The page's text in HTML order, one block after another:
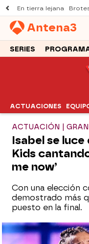
En tierra lejana
Antena3
SERIES
ACTUACIONES
ACTUACIÓN |
Isabel se luce
Kids
me now’
Con una elección
demostrado más
puesto en la final.